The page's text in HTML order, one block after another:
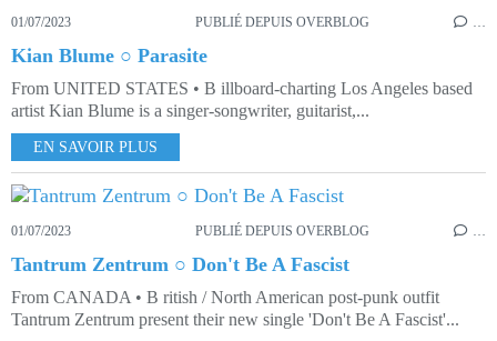
01/07/2023 PUBLIÉ DEPUIS OVERBLOG
Kian Blume ○ Parasite
From UNITED STATES • B illboard-charting Los Angeles based
artist Kian Blume is a singer-songwriter, guitarist,...
EN SAVOIR PLUS
01/07/2023 PUBLIÉ DEPUIS OVERBLOG …
Tantrum Zentrum ○ Don't Be A Fascist
From CANADA • B ritish / North American post-punk outfit
Tantrum Zentrum present their new single 'Don't Be A Fascist'...